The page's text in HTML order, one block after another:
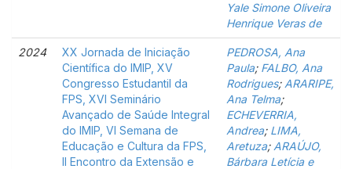
Yale Simone Oliveira
Henrique Veras de
2024
XX Jornada de Iniciação
Científica do IMIP, XV
Congresso Estudantil da
FPS, XVI Seminário
Avançado de Saúde Integral
do IMIP, VI Semana de
Educação e Cultura da FPS,
II Encontro da Extensão e
PEDROSA, Ana
Paula; FALBO, Ana
Rodrigues; ARARIPE,
Ana Telma;
ECHEVERRIA,
Andrea; LIMA,
Aretuza; ARAÚJO,
Bárbara Letícia e